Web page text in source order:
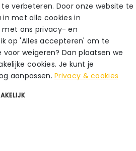
ons op.
verbeteren. Door onze website te
met alle cookies in
ons privacy- en
op 'Alles accepteren' om te
voor weigeren? Dan plaatsen we
cookies. Je kunt je
aanpassen.Privacy & cookies